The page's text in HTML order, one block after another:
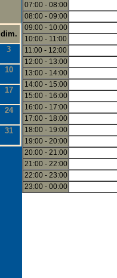
dim.
3
10
17
24
31
07:00 - 08:00
08:00 - 09:00
09:00 - 10:00
10:00 - 11:00
11:00 - 12:00
12:00 - 13:00
13:00 - 14:00
14:00 - 15:00
15:00 - 16:00
16:00 - 17:00
17:00 - 18:00
18:00 - 19:00
19:00 - 20:00
20:00 - 21:00
21:00 - 22:00
22:00 - 23:00
23:00 - 00:00